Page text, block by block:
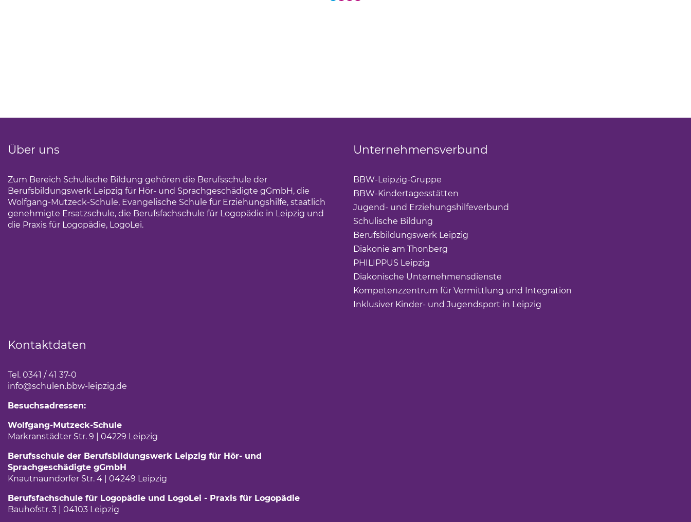
Über uns
Zum Bereich Schulische Bildung gehören die Berufsschule der
Berufsbildungswerk Leipzig für Hör- und Sprachgeschädigte gGmbH, die
Wolfgang-Mutzeck-Schule, Evangelische Schule für Erziehungshilfe, staatlich
genehmigte Ersatzschule, die Berufsfachschule für Logopädie in Leipzig und
die Praxis für Logopädie, LogoLei.
Unternehmensverbund
BBW-Leipzig-Gruppe
BBW-Kindertagesstätten
Jugend- und Erziehungshilfeverbund
Schulische Bildung
Berufsbildungswerk Leipzig
Diakonie am Thonberg
PHILIPPUS Leipzig
Diakonische Unternehmensdienste
Kompetenzzentrum für Vermittlung und Integration
Inklusiver Kinder- und Jugendsport in Leipzig
Kontaktdaten
Tel. 0341 / 41 37-0
info@schulen.bbw-leipzig.de
Besuchsadressen:
Wolfgang-Mutzeck-Schule
Markranstädter Str. 9 | 04229 Leipzig
Berufsschule der Berufsbildungswerk Leipzig für Hör- und
Sprachgeschädigte gGmbH
Knautnaundorfer Str. 4 | 04249 Leipzig
Berufsfachschule für Logopädie und LogoLei - Praxis für Logopädie
Bauhofstr. 3 | 04103 Leipzig